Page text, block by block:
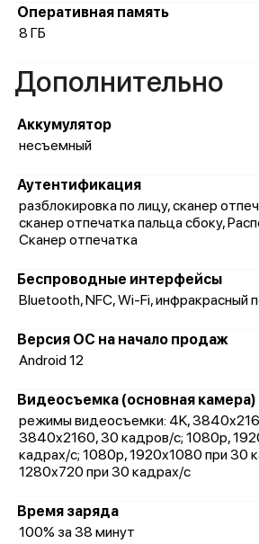
Оперативная память
8 ГБ
Дополнительно
Аккумулятор
несъемный
Аутентификация
разблокировка по лицу, сканер
сканер отпечатка пальца сбоку,
Сканер отпечатка
Беспроводные интерфейсы
Bluetooth, NFC, Wi-Fi, инфракрасный
Версия ОС на начало продаж
Android 12
Видеосъемка (основная камера)
режимы видеосъемки: 4K,
3840x2160, 30 кадров/с; 1080p,
кадрах/с; 1080p, 1920x1080 при 30
1280x720 при 30 кадрах/с
Время заряда
100% за 38 минут